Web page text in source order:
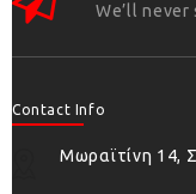
We’ll
Contact Info
Μωραϊτίνη 14,